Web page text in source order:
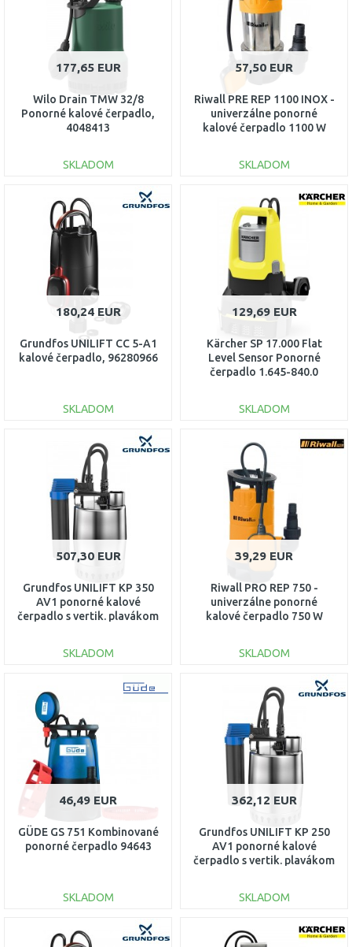
177,65 EUR
Wilo Drain TMW 32/8
Ponorné kalové čerpadlo,
4048413
SKLADOM
DO KOŠÍKA
Porovnať
57,50 EUR
Riwall PRE REP 1100 INOX -
univerzálne ponorné
kalové čerpadlo 1100 W
SKLADOM
DO KOŠÍKA
Porovnať
180,24 EUR
Grundfos UNILIFT CC 5-A1
kalové čerpadlo, 96280966
SKLADOM
DO KOŠÍKA
Porovnať
129,69 EUR
Kärcher SP 17.000 Flat
Level Sensor Ponorné
čerpadlo 1.645-840.0
SKLADOM
DO KOŠÍKA
Porovnať
507,30 EUR
Grundfos UNILIFT KP 350
AV1 ponorné kalové
čerpadlo s vertik. plavákom
SKLADOM
DO KOŠÍKA
Porovnať
39,29 EUR
Riwall PRO REP 750 -
univerzálne ponorné
kalové čerpadlo 750 W
SKLADOM
DO KOŠÍKA
Porovnať
46,49 EUR
GÜDE GS 751 Kombinované
ponorné čerpadlo 94643
SKLADOM
DO KOŠÍKA
362,12 EUR
Grundfos UNILIFT KP 250
AV1 ponorné kalové
čerpadlo s vertik. plavákom
SKLADOM
DO KOŠÍKA